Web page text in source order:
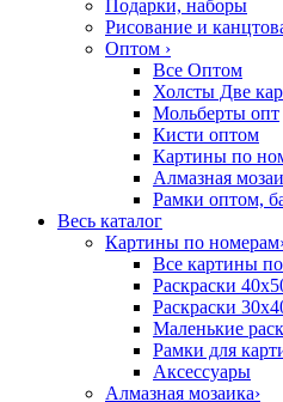
Подарки, наборы
Рисование и
Оптом ›
Все Оптом
Холсты Две
Мольберты опт
Кисти оптом
Картины по
Алмазная
Рамки оптом,
Весь каталог
Картины по номерам
Все картины
Раскраски
Раскраски
Маленькие
Рамки для
Аксессуары
Алмазная мозаика›